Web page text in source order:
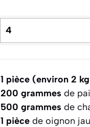
1 pièce (environ 2
200 grammes de
500 grammes de
1 pièce de oignon